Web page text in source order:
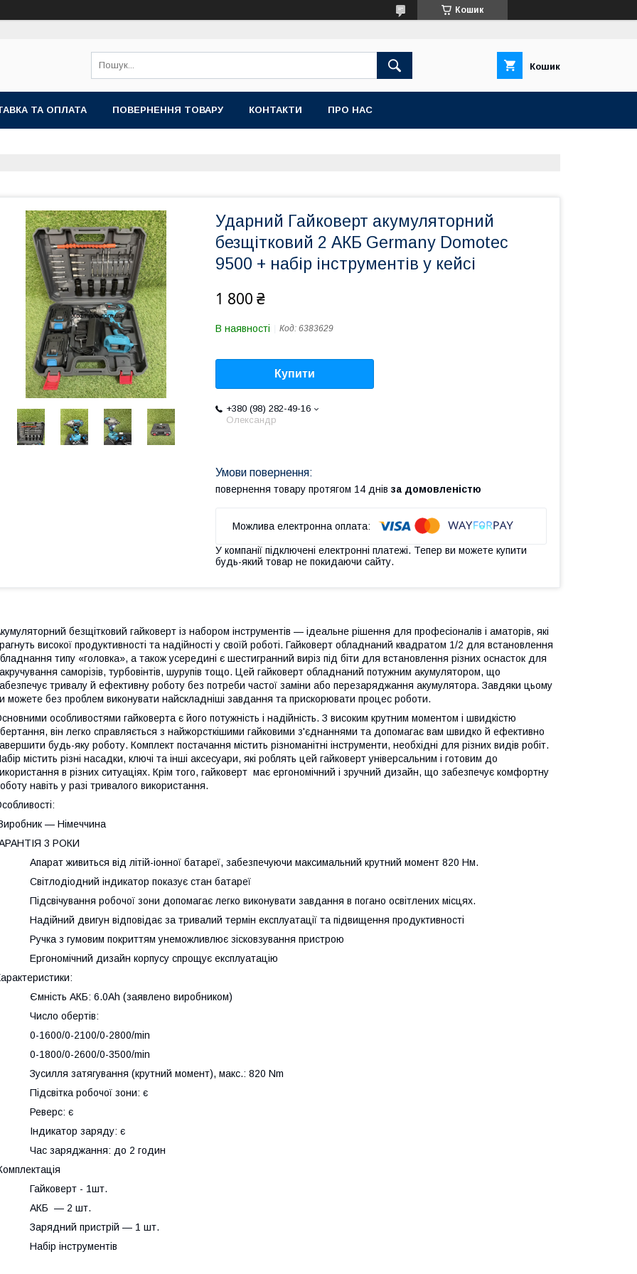
Кошик
Кошик
ТА ОПЛАТА ПОВЕРНЕННЯ ТОВАРУ КОНТАКТИ ПРО НАС
Ударний Гайковерт акумуляторний
безщітковий 2 АКБ Germany Domotec
9500 + набір інструментів у кейсі
1 800 ₴
В наявності Код: 6383629
Купити
+380 (98) 282-49-16
Олександр
повернення товару протягом 14 днів за домовленістю
У компанії підключені електронні платежі. Тепер ви можете купити
будь-який товар не покидаючи сайту.
безщітковий гайковерт із набором інструментів — ідеальне рішення для професіоналів і аматорів, які
високої продуктивності та надійності у своїй роботі. Гайковерт обладнаний квадратом 1/2 для встановлення
типу «головка», а також усередині є шестигранний виріз під біти для встановлення різних оснасток для
саморізів, турбовінтів, шурупів тощо. Цей гайковерт обладнаний потужним акумулятором, що
тривалу й ефективну роботу без потреби частої заміни або перезаряджання акумулятора. Завдяки цьому
можете без проблем виконувати найскладніші завдання та прискорювати процес роботи.
особливостями гайковерта є його потужність і надійність. З високим крутним моментом і швидкістю
він легко справляється з найжорсткішими гайковими з'єднаннями та допомагає вам швидко й ефективно
будь-яку роботу. Комплект постачання містить різноманітні інструменти, необхідні для різних видів робіт.
містить різні насадки, ключі та інші аксесуари, які роблять цей гайковерт універсальним і готовим до
в різних ситуаціях. Крім того, гайковерт має ергономічний і зручний дизайн, що забезпечує комфортну
навіть у разі тривалого використання.
— Німеччина
3 РОКИ
Апарат живиться від літій-іонної батареї, забезпечуючи максимальний крутний момент 820 Нм.
Світлодіодний індикатор показує стан батареї
Підсвічування робочої зони допомагає легко виконувати завдання в погано освітлених місцях.
Надійний двигун відповідає за тривалий термін експлуатації та підвищення продуктивності
Ручка з гумовим покриттям унеможливлює зісковзування пристрою
Ергономічний дизайн корпусу спрощує експлуатацію
Ємність АКБ: 6.0Ah (заявлено виробником)
Число обертів:
0-1600/0-2100/0-2800/min
0-1800/0-2600/0-3500/min
Зусилля затягування (крутний момент), макс.: 820 Nm
Підсвітка робочої зони: є
Реверс: є
Індикатор заряду: є
Час заряджання: до 2 годин
Гайковерт - 1шт.
АКБ — 2 шт.
Зарядний пристрій — 1 шт.
Набір інструментів